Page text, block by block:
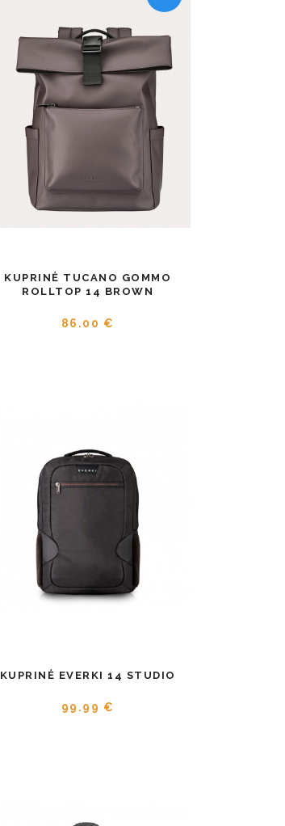
KUPRINĖ TUCANO GOMMO
ROLLTOP 14 BROWN
86.00 €
KUPRINĖ EVERKI 14 STUDIO
99.99 €